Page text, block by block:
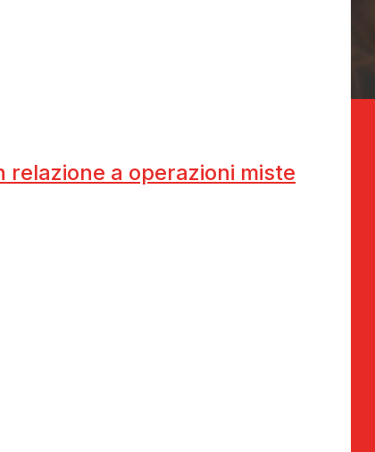
relazione a operazioni miste